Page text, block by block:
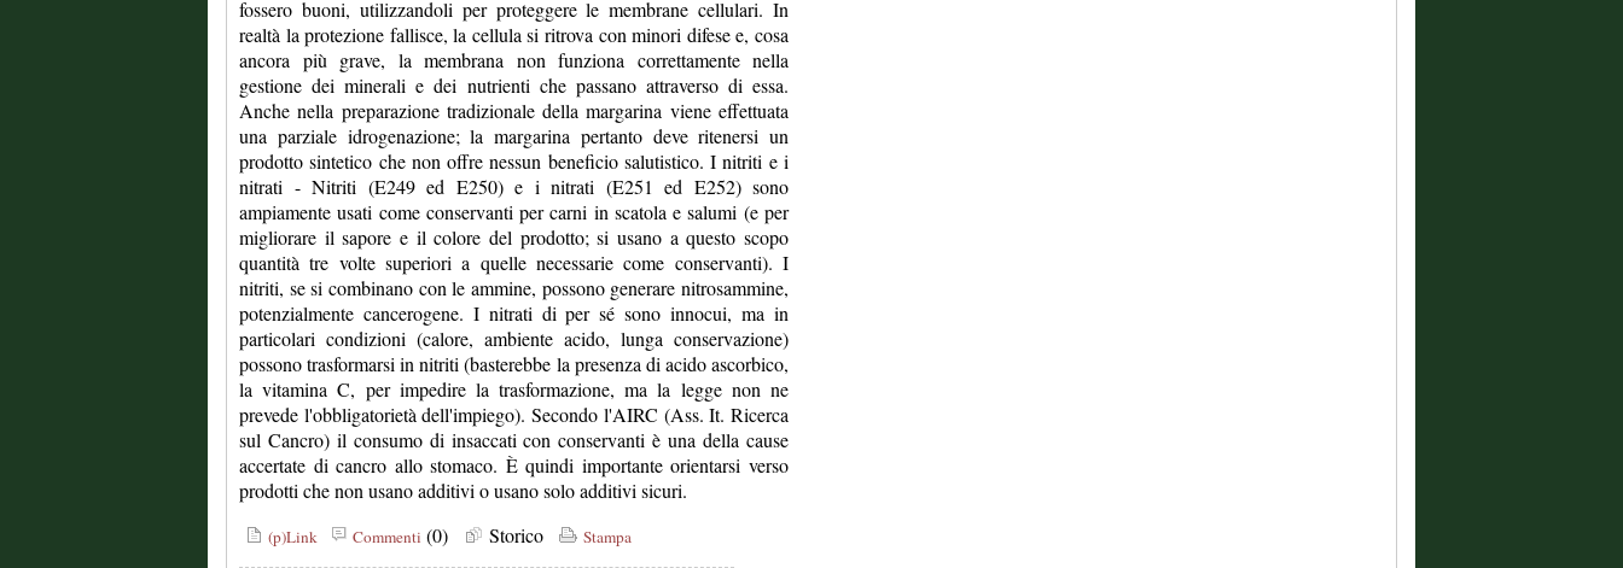
fossero buoni, utilizzandoli per proteggere le membrane cellulari. In
realtà la protezione fallisce, la cellula si ritrova con minori difese e, cosa
ancora più grave, la membrana non funziona correttamente nella
gestione dei minerali e dei nutrienti che passano attraverso di essa.
Anche nella preparazione tradizionale della margarina viene effettuata
una parziale idrogenazione; la margarina pertanto deve ritenersi un
prodotto sintetico che non offre nessun beneficio salutistico. I nitriti e i
nitrati - Nitriti (E249 ed E250) e i nitrati (E251 ed E252) sono
ampiamente usati come conservanti per carni in scatola e salumi (e per
migliorare il sapore e il colore del prodotto; si usano a questo scopo
quantità tre volte superiori a quelle necessarie come conservanti). I
nitriti, se si combinano con le ammine, possono generare nitrosammine,
potenzialmente cancerogene. I nitrati di per sé sono innocui, ma in
particolari condizioni (calore, ambiente acido, lunga conservazione)
possono trasformarsi in nitriti (basterebbe la presenza di acido ascorbico,
la vitamina C, per impedire la trasformazione, ma la legge non ne
prevede l'obbligatorietà dell'impiego). Secondo l'AIRC (Ass. It. Ricerca
sul Cancro) il consumo di insaccati con conservanti è una della cause
accertate di cancro allo stomaco. È quindi importante orientarsi verso
prodotti che non usano additivi o usano solo additivi sicuri.
(p)Link Commenti (0) Storico Stampa